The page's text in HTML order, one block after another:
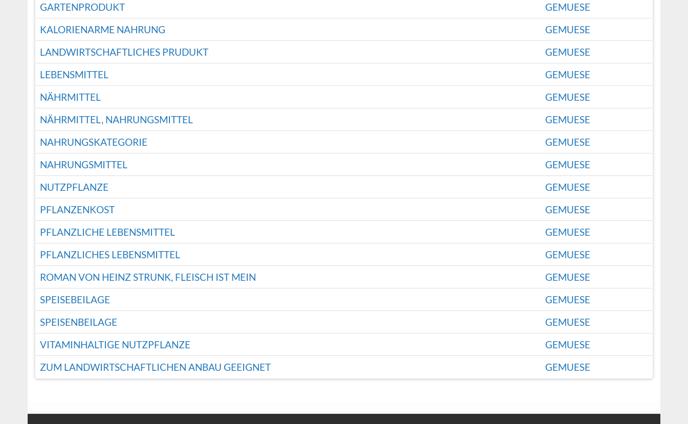
GARTENPRODUKT
GEMUESE
KALORIENARME NAHRUNG
GEMUESE
LANDWIRTSCHAFTLICHES PRUDUKT
GEMUESE
LEBENSMITTEL
GEMUESE
NÄHRMITTEL
GEMUESE
NÄHRMITTEL, NAHRUNGSMITTEL
GEMUESE
NAHRUNGSKATEGORIE
GEMUESE
NAHRUNGSMITTEL
GEMUESE
NUTZPFLANZE
GEMUESE
PFLANZENKOST
GEMUESE
PFLANZLICHE LEBENSMITTEL
GEMUESE
PFLANZLICHES LEBENSMITTEL
GEMUESE
ROMAN VON HEINZ STRUNK, FLEISCH IST MEIN
GEMUESE
SPEISEBEILAGE
GEMUESE
SPEISENBEILAGE
GEMUESE
VITAMINHALTIGE NUTZPFLANZE
GEMUESE
ZUM LANDWIRTSCHAFTLICHEN ANBAU GEEIGNET
GEMUESE